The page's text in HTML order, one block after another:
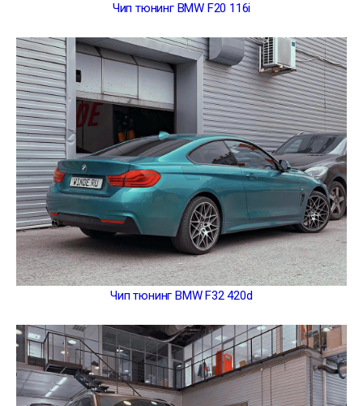
Чип тюнинг BMW F20 116i
Чип тюнинг BMW F32 420d